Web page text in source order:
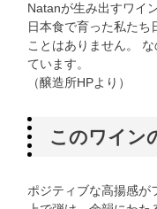
Natanが生み出すワイ
日本食で育った私たち
ことはありません。
ています。
（醸造所HPより）
このワイン
ポジティブな高揚感が